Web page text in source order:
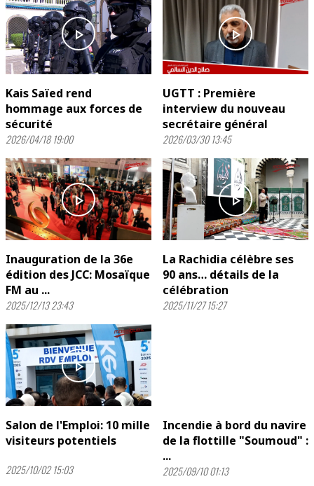
play_arrow
Kais Saïed rend
hommage aux forces de
sécurité
2026/04/18 19:00
play_arrow
UGTT : Première
interview du nouveau
secrétaire général
2026/03/30 13:45
play_arrow
Inauguration de la 36e
édition des JCC: Mosaïque
FM au ...
2025/12/13 23:43
play_arrow
La Rachidia célèbre ses
90 ans… détails de la
célébration
2025/11/27 15:27
play_arrow
Salon de l'Emploi: 10 mille
visiteurs potentiels
2025/10/02 15:03
Incendie à bord du navire
de la flottille "Soumoud" :
...
2025/09/10 01:13